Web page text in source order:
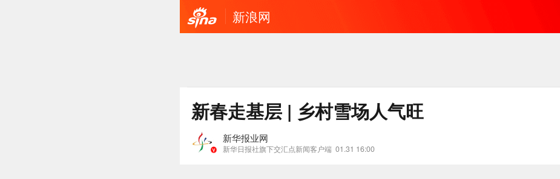
新浪网
新春走基层 | 乡村雪场人气旺
新华报业网
新华日报社旗下交汇点新闻客户端 01.31 16:00